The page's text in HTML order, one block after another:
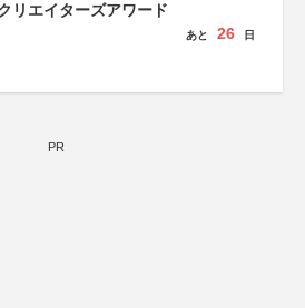
リエイターズアワード
あと 26 日
PR